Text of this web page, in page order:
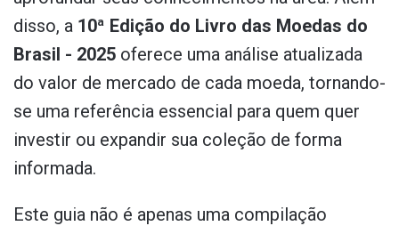
disso, a 10ª Edição do Livro das Moedas do
Brasil - 2025 oferece uma análise atualizada
do valor de mercado de cada moeda, tornando-
se uma referência essencial para quem quer
investir ou expandir sua coleção de forma
informada.
Este guia não é apenas uma compilação